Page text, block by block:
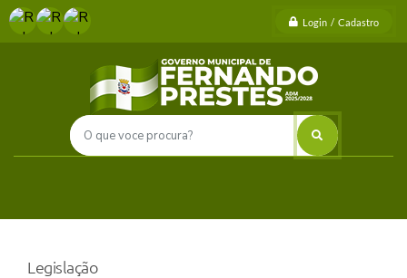
Login / Cadastro
Legislação